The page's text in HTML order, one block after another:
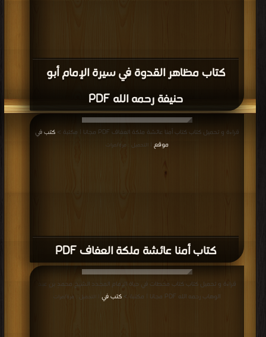
كتاب مظاهر القدوة في سيرة الإمام أبو
حنيفة رحمه الله PDF
كتاب أمنا عائشة ملكة العفاف PDF
قراءة و تحميل كتاب كتاب أمنا عائشة ملكة العفاف PDF مجانا | مكتبة >
كتب في
موقع
| التحميل : مرة/مرات
قراءة و تحميل كتاب كتاب محطات في حياة الإمام المجدد الشيخِ محمدِ بنِ عبد
الوهاب رحمه الله PDF مجانا | مكتبة >
كتب في | التحميل : مرة/مرات